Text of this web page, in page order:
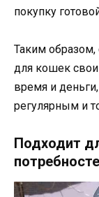
покупку
Таким
для кошек
время и
регулярным и
Подходит